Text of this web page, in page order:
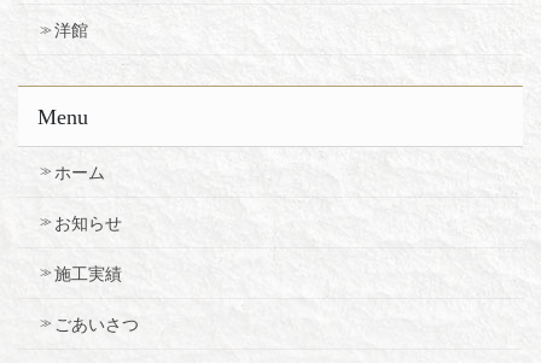
洋館
Menu
ホーム
お知らせ
施工実績
ごあいさつ